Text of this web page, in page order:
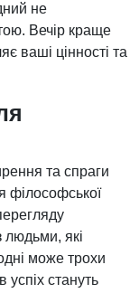
не
Вечір краще
ваші цінності та
та спраги
філософської
людьми, які
може трохи
успіх стануть